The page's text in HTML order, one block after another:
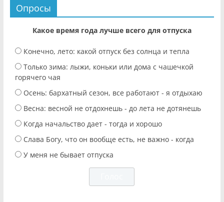
Опросы
Какое время года лучше всего для отпуска
Конечно, лето: какой отпуск без солнца и тепла
Только зима: лыжи, коньки или дома с чашечкой
горячего чая
Осень: бархатный сезон, все работают - я отдыхаю
Весна: весной не отдохнешь - до лета не дотянешь
Когда начальство дает - тогда и хорошо
Слава Богу, что он вообще есть, не важно - когда
У меня не бывает отпуска